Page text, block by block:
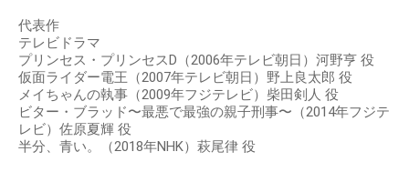
代表作
テレビドラマ
プリンセス・プリンセスD（2006年テレビ朝日）河野亨 役
仮面ライダー電王（2007年テレビ朝日）野上良太郎 役
メイちゃんの執事（2009年フジテレビ）柴田剣人 役
ビター・ブラッド〜最悪で最強の親子刑事〜（2014年フジテ
レビ）佐原夏輝 役
半分、青い。（2018年NHK）萩尾律 役